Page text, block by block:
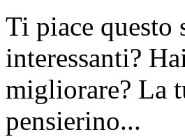
Ti piace
interessanti?
migliorare? La
pensierino...